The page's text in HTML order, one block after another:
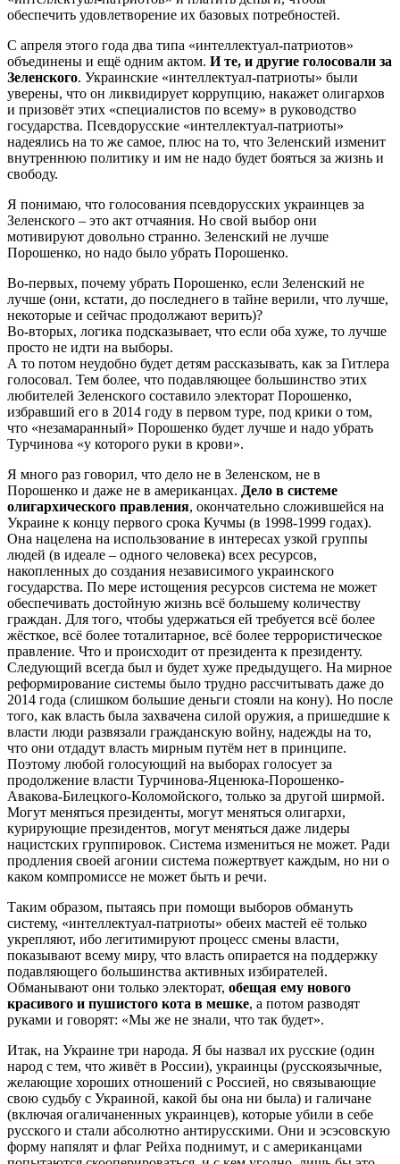
обеспечить удовлетворение их базовых потребностей.
С апреля этого года два типа «интеллектуал-патриотов»
объединены и ещё одним актом. И те, и другие голосовали за
Зеленского. Украинские «интеллектуал-патриоты» были
уверены, что он ликвидирует коррупцию, накажет олигархов
и призовёт этих «специалистов по всему» в руководство
государства. Псевдорусские «интеллектуал-патриоты»
надеялись на то же самое, плюс на то, что Зеленский изменит
внутреннюю политику и им не надо будет бояться за жизнь и
свободу.
Я понимаю, что голосования псевдорусских украинцев за
Зеленского – это акт отчаяния. Но свой выбор они
мотивируют довольно странно. Зеленский не лучше
Порошенко, но надо было убрать Порошенко.
Во-первых, почему убрать Порошенко, если Зеленский не
лучше (они, кстати, до последнего в тайне верили, что лучше,
некоторые и сейчас продолжают верить)?
Во-вторых, логика подсказывает, что если оба хуже, то лучше
просто не идти на выборы.
А то потом неудобно будет детям рассказывать, как за Гитлера
голосовал. Тем более, что подавляющее большинство этих
любителей Зеленского составило электорат Порошенко,
избравший его в 2014 году в первом туре, под крики о том,
что «незамаранный» Порошенко будет лучше и надо убрать
Турчинова «у которого руки в крови».
Я много раз говорил, что дело не в Зеленском, не в
Порошенко и даже не в американцах. Дело в системе
олигархического правления, окончательно сложившейся на
Украине к концу первого срока Кучмы (в 1998-1999 годах).
Она нацелена на использование в интересах узкой группы
людей (в идеале – одного человека) всех ресурсов,
накопленных до создания независимого украинского
государства. По мере истощения ресурсов система не может
обеспечивать достойную жизнь всё большему количеству
граждан. Для того, чтобы удержаться ей требуется всё более
жёсткое, всё более тоталитарное, всё более террористическое
правление. Что и происходит от президента к президенту.
Следующий всегда был и будет хуже предыдущего. На мирное
реформирование системы было трудно рассчитывать даже до
2014 года (слишком большие деньги стояли на кону). Но после
того, как власть была захвачена силой оружия, а пришедшие к
власти люди развязали гражданскую войну, надежды на то,
что они отдадут власть мирным путём нет в принципе.
Поэтому любой голосующий на выборах голосует за
продолжение власти Турчинова-Яценюка-Порошенко-
Авакова-Билецкого-Коломойского, только за другой ширмой.
Могут меняться президенты, могут меняться олигархи,
курирующие президентов, могут меняться даже лидеры
нацистских группировок. Система измениться не может. Ради
продления своей агонии система пожертвует каждым, но ни о
каком компромиссе не может быть и речи.
Таким образом, пытаясь при помощи выборов обмануть
систему, «интеллектуал-патриоты» обеих мастей её только
укрепляют, ибо легитимируют процесс смены власти,
показывают всему миру, что власть опирается на поддержку
подавляющего большинства активных избирателей.
Обманывают они только электорат, обещая ему нового
красивого и пушистого кота в мешке, а потом разводят
руками и говорят: «Мы же не знали, что так будет».
Итак, на Украине три народа. Я бы назвал их русские (один
народ с тем, что живёт в России), украинцы (русскоязычные,
желающие хороших отношений с Россией, но связывающие
свою судьбу с Украиной, какой бы она ни была) и галичане
(включая огаличаненных украинцев), которые убили в себе
русского и стали абсолютно антирусскими. Они и эсэсовскую
форму напялят и флаг Рейха поднимут, и с американцами